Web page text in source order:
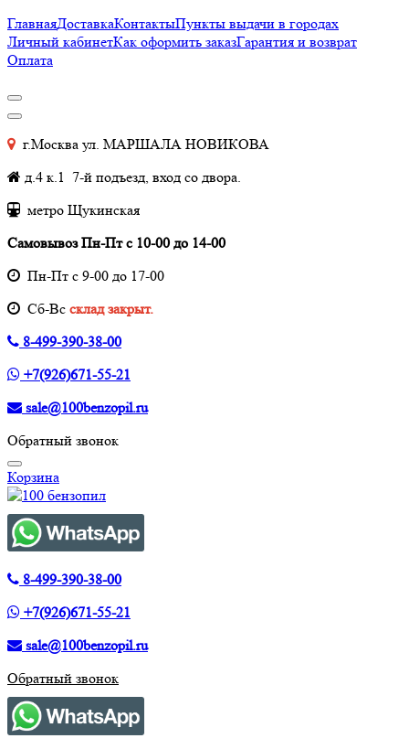
ГлавнаяДоставкаКонтактыПункты выдачи в городах
Личный кабинетКак оформить заказГарантия и возврат
Оплата
г.Москва ул. МАРШАЛА НОВИКОВА
д.4 к.1 7-й подъезд, вход со двора.
метро Щукинская
Самовывоз Пн-Пт с 10-00 до 14-00
Пн-Пт с 9-00 до 17-00
Cб-Вс склад закрыт.
8-499-390-38-00
+7(926)671-55-21
sale@100benzopil.ru
Обратный звонок
Корзина
8-499-390-38-00
+7(926)671-55-21
sale@100benzopil.ru
Обратный звонок